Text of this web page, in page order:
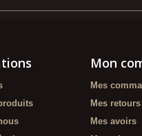
Mon
Mes
Mes
Mes avoirs